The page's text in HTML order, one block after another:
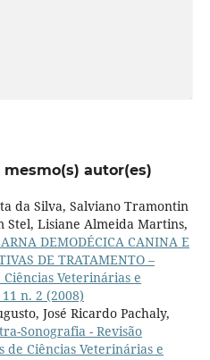
autor(es)
da Silva, Salviano Tramontin
Stel, Lisiane Almeida Martins,
DEMODÉCICA CANINA E
DE TRATAMENTO –
Veterinárias e
n. 2 (2008)
José Ricardo Pachaly,
Sonografia - Revisão
de Ciências Veterinárias e